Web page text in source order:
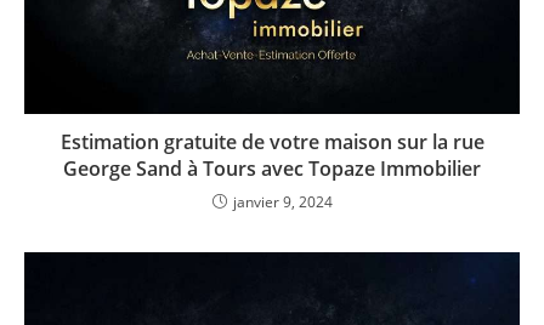
Estimation gratuite de votre maison sur la rue
George Sand à Tours avec Topaze Immobilier
janvier 9, 2024